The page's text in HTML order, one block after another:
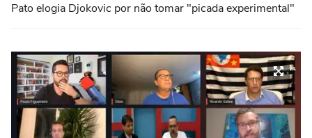
Pato elogia Djokovic por não tomar "picada experimental"